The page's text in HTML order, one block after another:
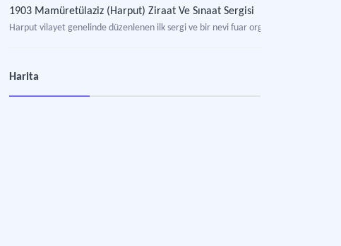
1903 Mamüretülaziz (Harput) Ziraat Ve Sınaat Sergisi
Harput vilayet genelinde düzenlenen ilk sergi ve bir nevi fuar organizasyonu.
Harita